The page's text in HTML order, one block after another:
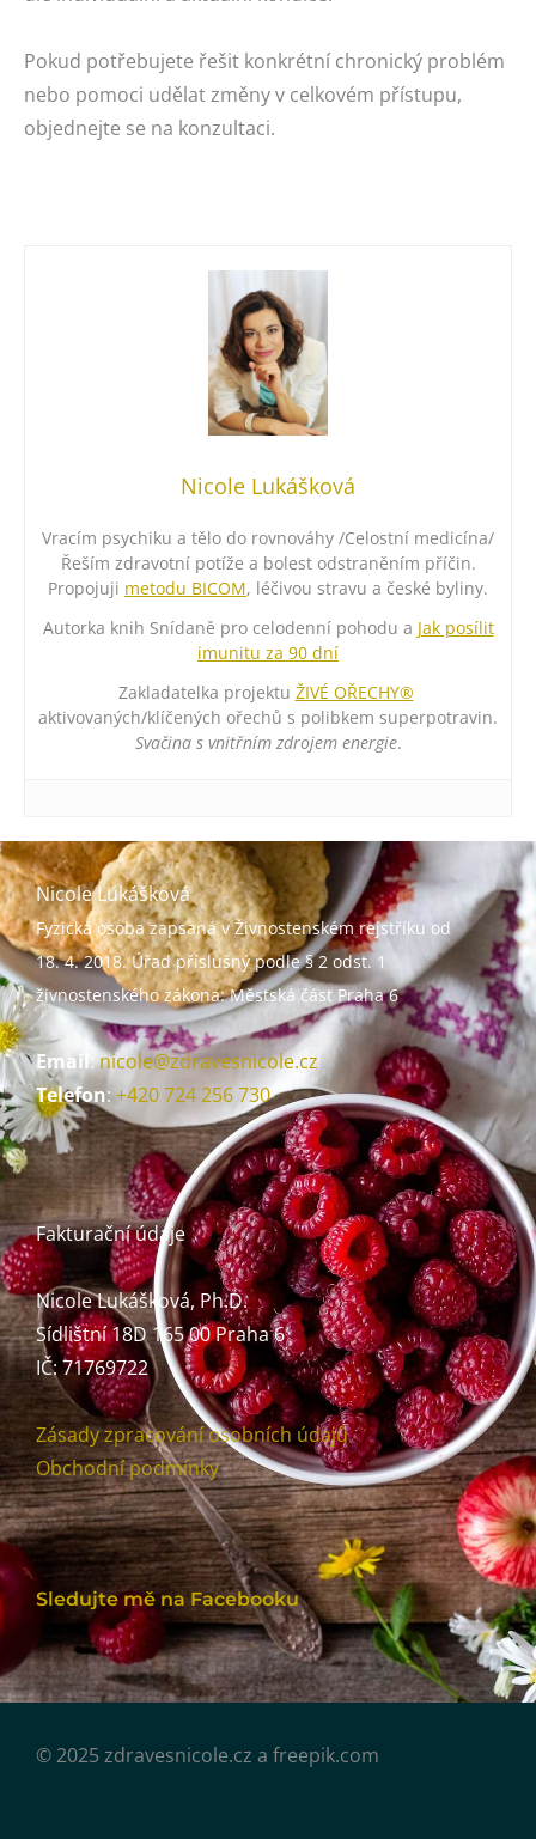
Pokud potřebujete řešit konkrétní chronický problém
nebo pomoci udělat změny v celkovém přístupu,
objednejte se na konzultaci.
Nicole Lukášková
Vracím psychiku a tělo do rovnováhy /Celostní medicína/
Řeším zdravotní potíže a bolest odstraněním příčin.
Propojuji metodu BICOM, léčivou stravu a české byliny.
Autorka knih Snídaně pro celodenní pohodu a Jak posílit
imunitu za 90 dní
Zakladatelka projektu ŽIVÉ OŘECHY®
aktivovaných/klíčených ořechů s polibkem superpotravin.
Svačina s vnitřním zdrojem energie.
Nicole Lukášková
Fyzická osoba zapsaná v Živnostenském rejstříku od
18. 4. 2018. Úřad příslušný podle § 2 odst. 1
živnostenského zákona:Městská část Praha 6
Email:nicole@zdravesnicole.cz
Telefon: +420 724 256 730
Fakturační údaje
Nicole Lukášková, Ph.D.
Sídlištní 18D 165 00 Praha 6
IČ: 71769722
Zásady zpracování osobních údajů
Obchodní podmínky
Sledujte mě na Facebooku
© 2025 zdravesnicole.cz a freepik.com